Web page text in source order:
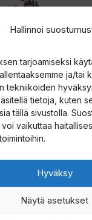
Hallinnoi
tarjoamiseksi
ja/tai
tekniikoiden
tietoja, kuten
tällä sivustolla.
vaikuttaa
Hyväksy
Näytä asetukset